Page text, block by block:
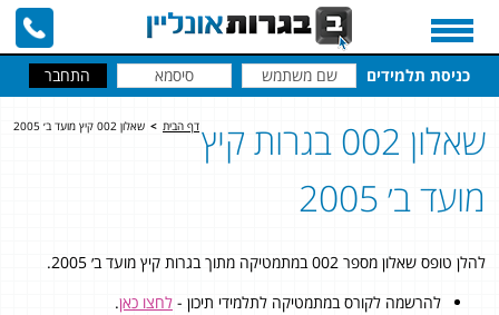
כניסת תלמידים
דף הבית > שאלון 002 קיץ מועד ב׳ 2005
שאלון 002 בגרות קיץ
מועד ב׳ 2005
להלן טופס שאלון מספר 002 במתמטיקה מתוך בגרות קיץ מועד ב׳ 2005.
להרשמה לקורס במתמטיקה לתלמידי תיכון - לחצו כאן.